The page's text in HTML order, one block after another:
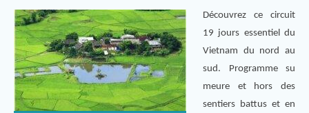
Découvrez ce circuit
19 jours essentiel du
Vietnam du nord au
sud. Programme su
meure et hors des
sentiers battus et en